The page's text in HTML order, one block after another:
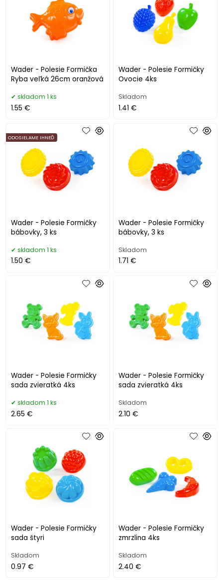
Wader - Polesie Formička
Ryba veľká 26cm oranžová
skladom 1 ks
1.55 €
Wader - Polesie Formičky
Ovocie 4ks
Skladom
1.41 €
Wader - Polesie Formičky
bábovky, 3 ks
ODOSIELAME IHNEĎ
skladom 1 ks
1.50 €
Wader - Polesie Formičky
bábovky, 3 ks
Skladom
1.71 €
Wader - Polesie Formičky
sada zvieratká 4ks
skladom 1 ks
2.65 €
Wader - Polesie Formičky
sada zvieratká 4ks
Skladom
2.10 €
Wader - Polesie Formičky
sada štyri
Skladom
0.97 €
Wader - Polesie Formičky
zmrzlina 4ks
Skladom
2.40 €